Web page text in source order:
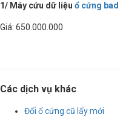
1/ Máy cứu dữ liệu ổ cứng bad
Giá: 650.000.000
Các dịch vụ khác
Đổi ổ cứng cũ lấy mới